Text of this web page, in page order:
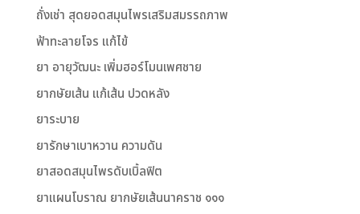
ถั่งเช่า สุดยอดสมุนไพรเสริมสมรรถภาพ
ฟ้าทะลายโจร แก้ไข้
ยา อายุวัฒนะ เพิ่มฮอร์โมนเพศชาย
ยากษัยเส้น แก้เส้น ปวดหลัง
ยาระบาย
ยารักษาเบาหวาน ความดัน
ยาสอดสมุนไพรดับเบิ้ลฟิต
ยาแผนโบราณ ยากษัยเส้นนาคราช ๑๑๑